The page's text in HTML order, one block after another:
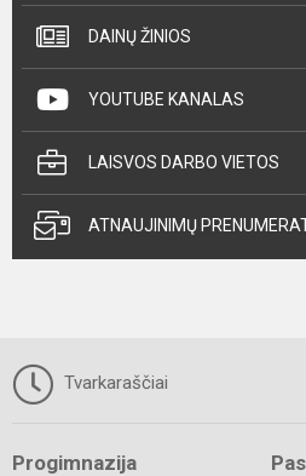
DAINŲ ŽINIOS
YOUTUBE KANALAS
LAISVOS DARBO VIETOS
ATNAUJINIMŲ
Tvarkaraščiai
Progimnazija